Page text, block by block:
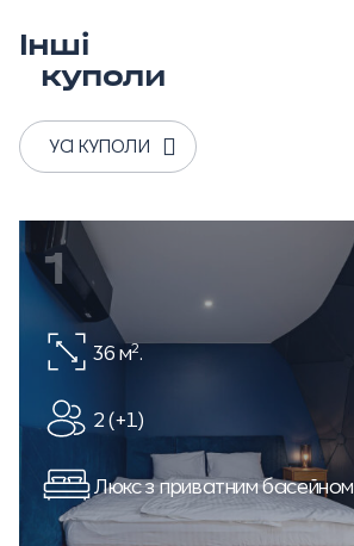
Інші
куполи
УСІ КУПОЛИ
1
36 м2.
2 (+1)
Люкс з приватним басейном